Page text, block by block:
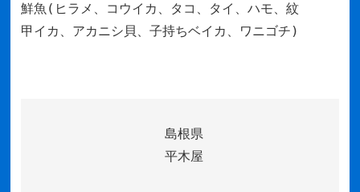
鮮魚(ヒラメ、コウイカ、タコ、タイ、ハモ、紋
甲イカ、アカニシ貝、子持ちベイカ、ワニゴチ)
島根県
平木屋